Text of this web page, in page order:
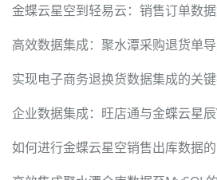
金蝶云星空到轻易云：销售订单数
高效数据集成：聚水潭采购退货单
实现电子商务退换货数据集成的关
如何进行金蝶云星空销售出库数据